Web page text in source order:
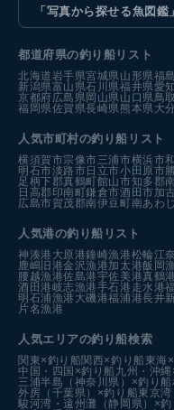
「写真から探せる魚図鑑」
都道府県の釣り船リスト
北海道岩手県宮城県山形県福
新潟県富山県石川県福井県愛
京都府広島県岡山県山口県鳥
福岡県佐賀県長崎県熊本県大
人気市町村の釣り船リスト
横須賀市宗像市三浦市横浜市
明石市淡路市日立市小田原市
足柄下郡真鶴町館山市知多郡
日高郡印南町鎌倉市酒田市加
広島市賀茂郡南伊豆町南あわ
人気港の釣り船リスト
神湊港 大原港鐘崎漁港松輪江
鹿嶋旧港金沢漁港加太港飯岡
腰越漁港佐島港宇佐美港真鶴港
酒田港岐志漁港手石港 走水港
明石浦漁港 大磯港福浦港長井
片名漁港
人気エリアの釣り船検索
関東×釣り船関西×釣り船 東海
中国・四国×釣り船 九州・沖
三浦半島（神奈川県）×釣り船
外房（千葉県）×釣り船東京
駿河湾・遠州灘（静岡県）×釣